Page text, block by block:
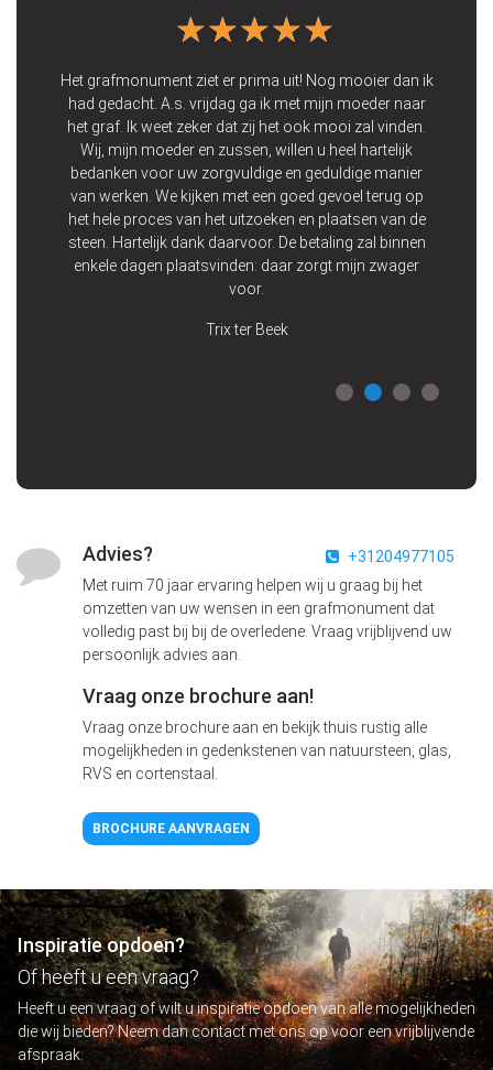
★★★★★
★★★★★
Het grafmonument ziet er prima uit! Nog mooier dan ik
had gedacht. A.s. vrijdag ga ik met mijn moeder naar
het graf. Ik weet zeker dat zij het ook mooi zal vinden.
Wij, mijn moeder en zussen, willen u heel hartelijk
bedanken voor uw zorgvuldige en geduldige manier
van werken. We kijken met een goed gevoel terug op
het hele proces van het uitzoeken en plaatsen van de
steen. Hartelijk dank daarvoor. De betaling zal binnen
enkele dagen plaatsvinden: daar zorgt mijn zwager
voor.
Trix ter Beek
Advies?
Met ruim 70 jaar ervaring helpen wij u graag bij het
omzetten van uw wensen in een grafmonument dat
volledig past bij bij de overledene. Vraag vrijblijvend uw
persoonlijk advies aan.
+31204977105
Vraag onze brochure aan!
Vraag onze brochure aan en bekijk thuis rustig alle
mogelijkheden in gedenkstenen van natuursteen, glas,
RVS en cortenstaal.
BROCHURE AANVRAGEN
Inspiratie opdoen?
Of heeft u een vraag?
Heeft u een vraag of wilt u inspiratie opdoen van alle mogelijkheden
die wij bieden? Neem dan contact met ons op voor een vrijblijvende
afspraak.